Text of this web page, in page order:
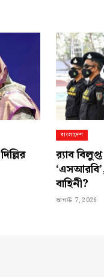
বাংলাদেশ
র‍্যাব
বাহিনী?
আগস্ট 7, 2026